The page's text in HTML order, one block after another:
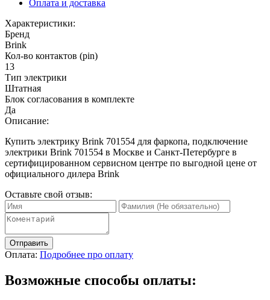
Оплата и доставка
Характеристики:
Бренд
Brink
Кол-во контактов (pin)
13
Тип электрики
Штатная
Блок согласования в комплекте
Да
Описание:
Купить электрику Brink 701554 для фаркопа, подключение
электрики Brink 701554 в Москве и Санкт-Петербурге в
сертифицированном сервисном центре по выгодной цене от
официального дилера Brink
Оставьте свой отзыв:
Отправить
Оплата: Подробнее про оплату
Возможные способы оплаты: